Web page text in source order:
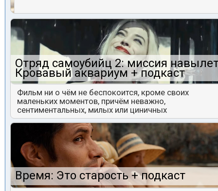
Отряд самоубийц 2: миссия
Кровавый аквариум + подкаст
Фильм ни о чём не беспокоится, кроме своих
маленьких моментов, причём неважно,
сентиментальных, милых или циничных
Время: Это старость + подкаст